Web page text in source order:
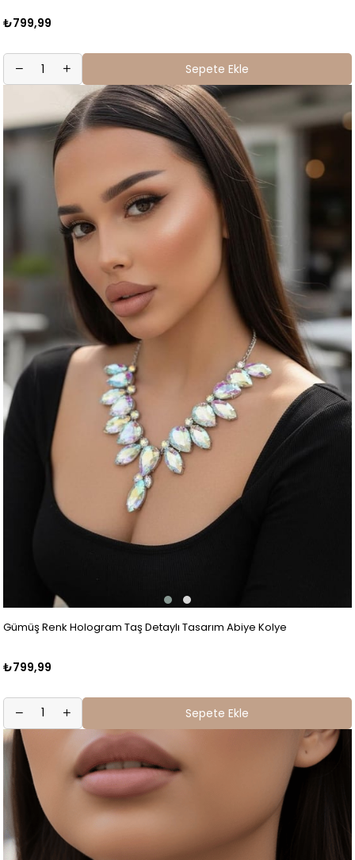
₺799,99
Sepete Ekle
Gümüş Renk Hologram Taş Detaylı Tasarım Abiye Kolye
₺799,99
Sepete Ekle